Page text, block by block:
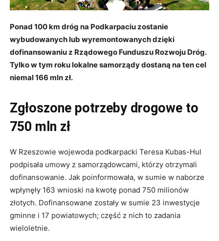
Ponad 100 km dróg na Podkarpaciu zostanie
wybudowanych lub wyremontowanych dzięki
dofinansowaniu z Rządowego Funduszu Rozwoju Dróg.
Tylko w tym roku lokalne samorządy dostaną na ten cel
niemal 166 mln zł.
Zgłoszone potrzeby drogowe to
750 mln zł
W Rzeszowie wojewoda podkarpacki Teresa Kubas-Hul
podpisała umowy z samorządowcami, którzy otrzymali
dofinansowanie. Jak poinformowała, w sumie w naborze
wpłynęły 163 wnioski na kwotę ponad 750 milionów
złotych. Dofinansowane zostały w sumie 23 inwestycje
gminne i 17 powiatowych; część z nich to zadania
wieloletnie.